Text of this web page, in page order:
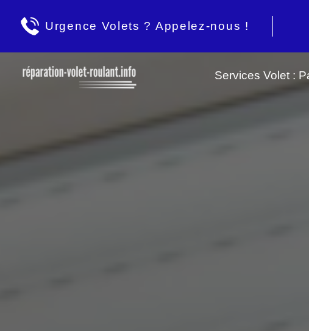
Urgence Volets ? Appelez-nous !
Services Volet :